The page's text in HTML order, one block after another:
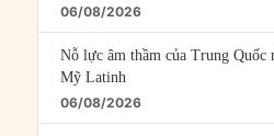
06/08/2026
Nỗ lực âm thầm của Trung
Mỹ Latinh
06/08/2026